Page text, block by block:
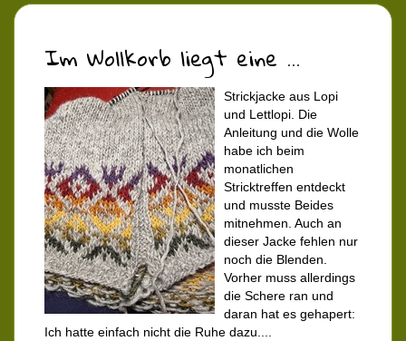
Im Wollkorb liegt eine ...
Strickjacke aus Lopi
und Lettlopi. Die
Anleitung und die Wolle
habe ich beim
monatlichen
Stricktreffen entdeckt
und musste Beides
mitnehmen. Auch an
dieser Jacke fehlen nur
noch die Blenden.
Vorher muss allerdings
die Schere ran und
daran hat es gehapert:
Ich hatte einfach nicht die Ruhe dazu....